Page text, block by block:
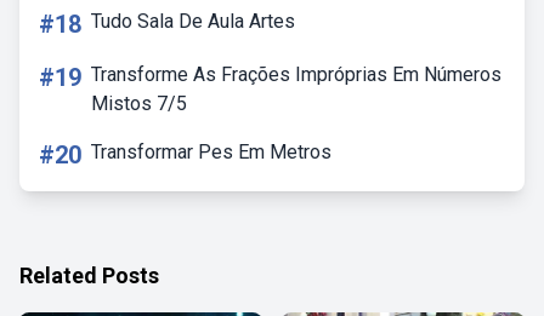
#18 Tudo Sala De Aula Artes
#19 Transforme As Frações Impróprias Em Números
Mistos 7/5
#20 Transformar Pes Em Metros
Related Posts